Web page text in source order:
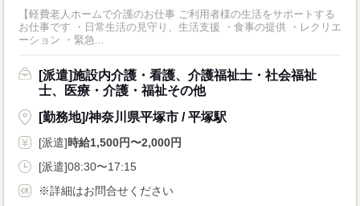
【軽費老人ホームで介護のお仕事 ご利用者様の生活をサポートする
お仕事です ・日常生活の見守り、生活支援 ・食事の提供 ・レクリエ
ーション ・緊急...
[派遣]施設内介護・看護、介護福祉士・社会福祉
士、医療・介護・福祉その他
[勤務地]/神奈川県平塚市 / 平塚駅
[派遣]時給1,500円〜2,000円
[派遣]08:30〜17:15
※詳細はお問合せください